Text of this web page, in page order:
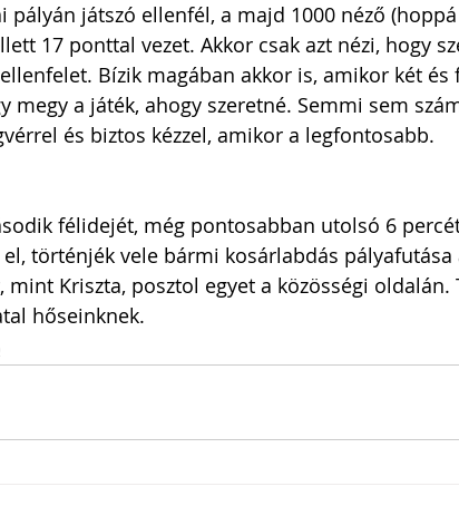
pályán játszó ellenfél, a majd 1000 néző
17 ponttal vezet. Akkor csak azt nézi, hogy
Bízik magában akkor is, amikor két és
megy a játék, ahogy szeretné. Semmi sem
és biztos kézzel, amikor a legfontosabb.
félidejét, még pontosabban utolsó 6
történjék vele bármi kosárlabdás pályafutása
Kriszta, posztol egyet a közösségi oldalán.
hőseinknek.